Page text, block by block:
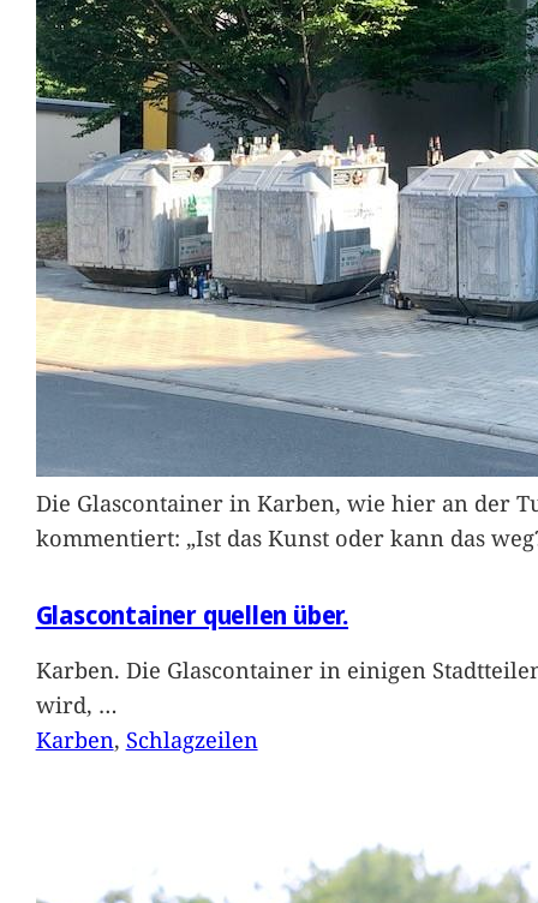
Die Glascontainer in Karben, wie hier an der
kommentiert: „Ist das Kunst oder kann das
Glascontainer quellen über.
Karben. Die Glascontainer in einigen
wird, …
Karben, Schlagzeilen